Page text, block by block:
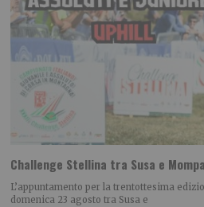
Challenge Stellina tra Susa e
L’appuntamento per la trentottesima
domenica 23 agosto tra Susa e